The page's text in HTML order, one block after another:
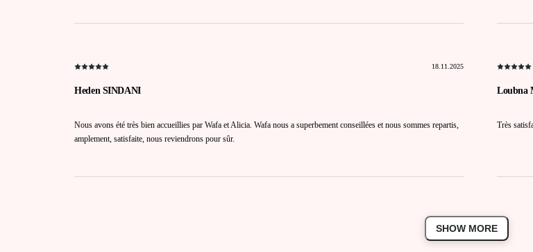
18.11.2025
Heden SINDANI
Nous avons été très bien accueillies par Wafa et Alicia. Wafa nous a superbement conseillées et nous sommes repartis,
amplement, satisfaite, nous reviendrons pour sûr.
Loubna
Très
SHOW MORE